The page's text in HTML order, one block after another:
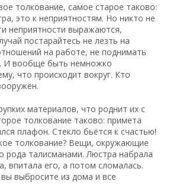
толкование, самое старое таково:
это к неприятностям. Но никто не
неприятности выражаются,
постарайтесь не лезть на
на работе, не поднимать
И вообще быть немножко
что происходит вокруг. Кто
материалов, что роднит их с
толкование таково: примета
плафон. Стекло бьётся к счастью!
толкование? Вещи, окружающие
рода талисманами. Люстра набрала
впитала его, а потом сломалась.
выбросите из дома и все